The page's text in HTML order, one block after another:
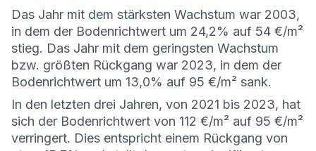
Das Jahr mit dem stärksten Wachstum war 2003,
in dem der Bodenrichtwert um 24,2% auf 54 €/m²
stieg. Das Jahr mit dem geringsten Wachstum
bzw. größten Rückgang war 2023, in dem der
Bodenrichtwert um 13,0% auf 95 €/m² sank.
In den letzten drei Jahren, von 2021 bis 2023, hat
sich der Bodenrichtwert von 112 €/m² auf 95 €/m²
verringert. Dies entspricht einem Rückgang von